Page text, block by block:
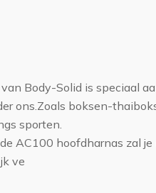
Body-Solid is speciaal
ons.Zoals boksen-
sporten.
AC100 hoofdharnas zal
ve